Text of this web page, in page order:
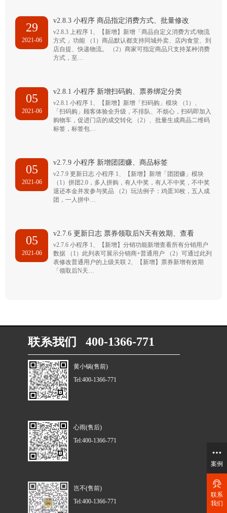
29
2021-06
v2.8.3 小程序 商品指定消费方式、批量修改
v2.8.3 上程序 1、【新增】新增「商品自定义消费方式/物流
方式 」功能 （1）商品默认都支持同城外卖、店内食堂、到
店自提、快递物流。 （2）商家可指定商品只支持某种消费
方式，至…
05
2021-06
v2.8.1 小程序 新增扫码购、票券绑定分类
v2.8.1 小程序 1、【新增】新增「扫码购」模块 （1）、
「扫码购」顾客体验全升级，不排队、不烦心，扫码即加入
购物车，促进门店的成交转化 （2）、批量生成商品二维码
标签，标签包…
05
2021-06
v2.7.9 小程序 新增团团赚、商品标签
v2.7.9 更新日志 小程序 1、【新增】新增「团团赚」模块
（1）拼团2.0，多人拼购，有人中奖，有人不中奖，不中奖
退还本金并发参与奖品 （2）玩法例子：鸡蛋30枚，五人成
团，一人拼中…
05
2021-06
v2.7.6 更新日志 票券领取后N天有效期、查看
v2.7.6 小程序 1、【新增】分销功能新增查看所有分销用户
数据 （1）此列表可展示分销商+普通用户 （2）可通过此列
表修改普通用户的上级关联 2、【新增】票券新增有效期
「领取后N天…
联系我们 400-1366-771
黄小锅(售前)
Tel:400-1366-771
心雨(售后)
Tel:400-1366-771
岂不(售前)
Tel:400-1366-771
案例
联系
我们